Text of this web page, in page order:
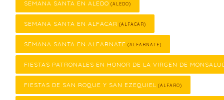
SEMANA SANTA EN ALEDO (ALEDO)
SEMANA SANTA EN ALFACAR (ALFACAR)
SEMANA SANTA EN ALFARNATE (ALFARNATE)
FIESTAS PATRONALES EN HONOR DE LA VIRGEN DE
FIESTAS DE SAN ROQUE Y SAN EZEQUIEL (ALFARO)